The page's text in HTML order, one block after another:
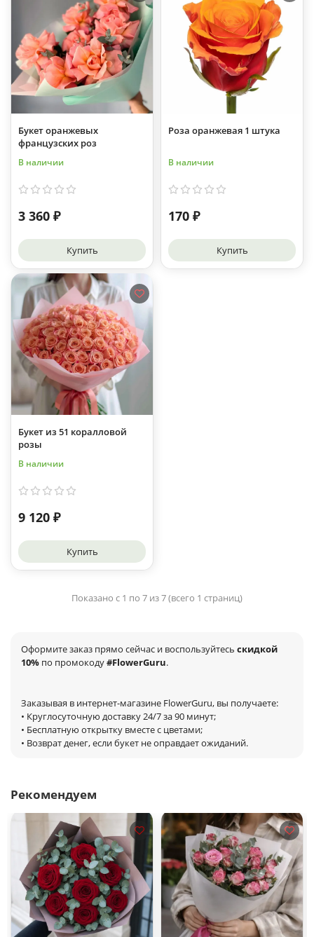
Букет оранжевых
французских роз
В наличии
3 360 ₽
Купить
Роза оранжевая 1 штука
В наличии
170 ₽
Купить
Букет из 51 коралловой
розы
В наличии
9 120 ₽
Купить
Показано с 1 по 7 из 7 (всего 1 страниц)
Оформите заказ прямо сейчас и воспользуйтесь скидкой
10% по промокоду#FlowerGuru.
Заказывая в интернет-магазине FlowerGuru, вы получаете:
• Круглосуточную доставку 24/7 за 90 минут;
• Бесплатную открытку вместе с цветами;
• Возврат денег, если букет не оправдает ожиданий.
Рекомендуем